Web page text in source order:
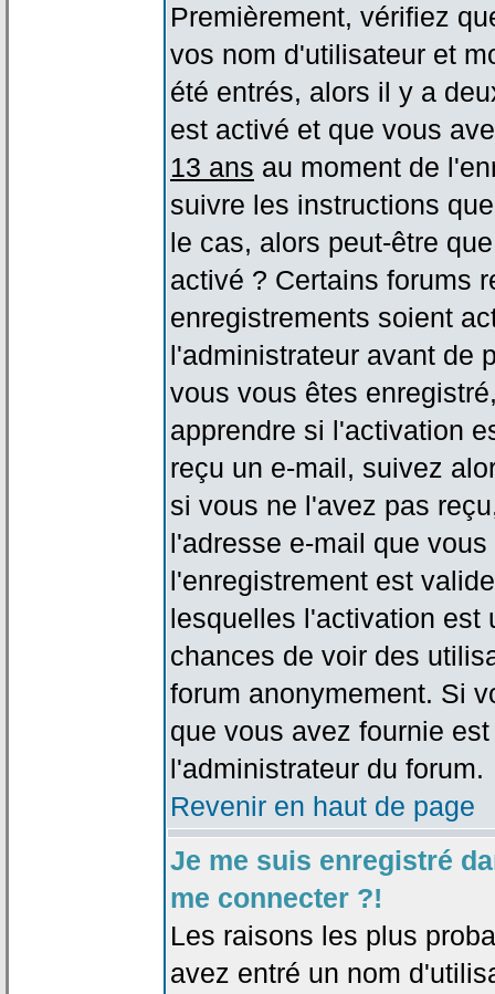
Premièrement, vérifiez
vos nom d'utilisateur et
été entrés, alors il y a
est activé et que vous
13 ans au moment de
suivre les instructions
le cas, alors peut-être
activé ? Certains forums
enregistrements soient
l'administrateur avant de
vous vous êtes
apprendre si l'activation
reçu un e-mail, suivez
si vous ne l'avez pas
l'adresse e-mail que
l'enregistrement est
lesquelles l'activation est
chances de voir des
forum anonymement. Si
que vous avez fournie
l'administrateur du forum.
Revenir en haut de page
Je me suis enregistré
me connecter ?!
Les raisons les plus
avez entré un nom